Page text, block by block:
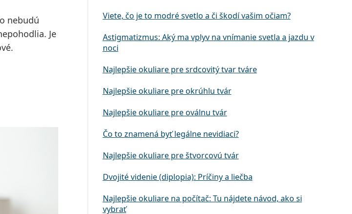
nebudú
. Je
Viete, čo je to modré svetlo a či škodí vašim očiam?
Astigmatizmus: Aký ma vplyv na vnímanie svetla a jazdu v
noci
Najlepšie okuliare pre srdcovitý tvar tváre
Najlepšie okuliare pre okrúhlu tvár
Najlepšie okuliare pre oválnu tvár
Čo to znamená byť legálne nevidiaci?
Najlepšie okuliare pre štvorcovú tvár
Dvojité videnie (diplopia): Príčiny a liečba
Najlepšie okuliare na počítač: Tu nájdete návod, ako si
vybrať